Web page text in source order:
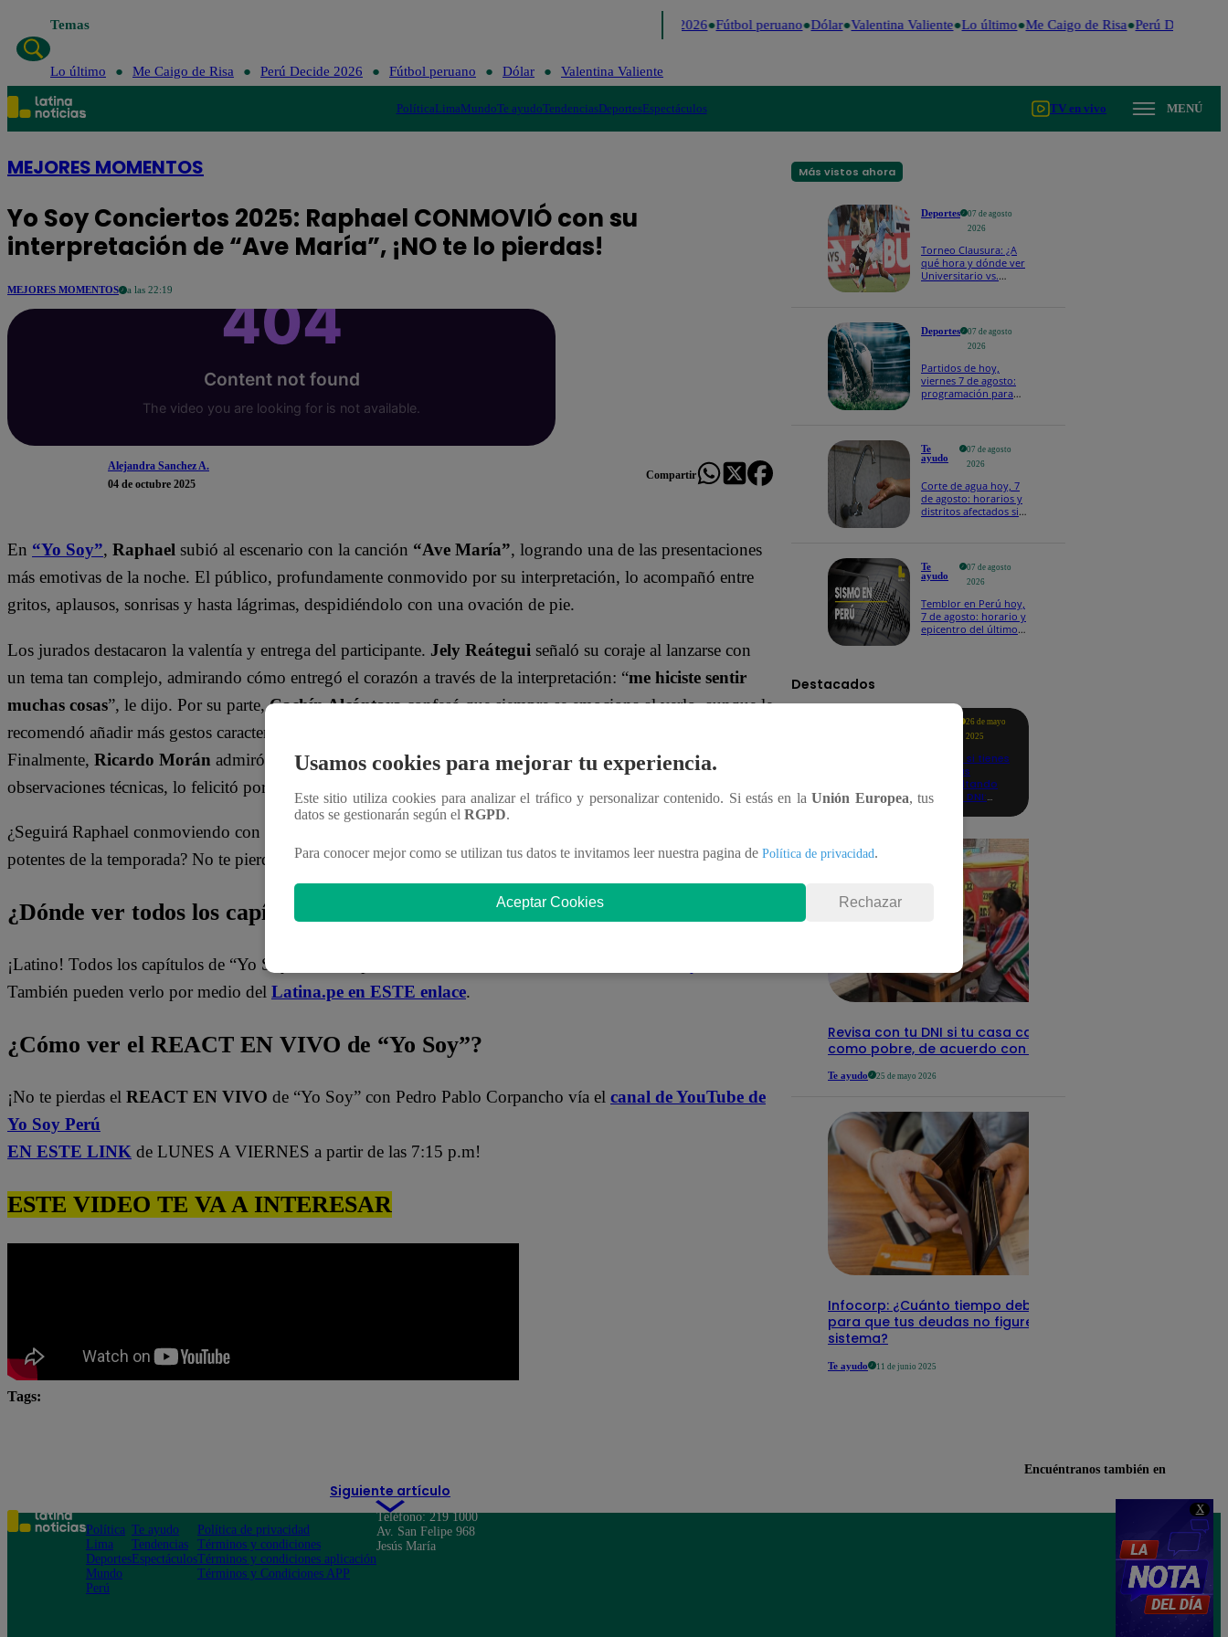
X
Temas Perú Decide 2026 Fútbol peruano Dólar Valentina Valiente Lo último Me Caigo de Risa Perú Decide
Lo último Me Caigo de Risa Perú Decide 2026 Fútbol peruano Dólar Valentina Valiente
PolíticaLimaMundoTe ayudoTendenciasDeportesEspectáculos TV en vivo MENÚ
MEJORES MOMENTOS
Yo Soy Conciertos 2025: Raphael CONMOVIÓ con su
interpretación de “Ave María”, ¡NO te lo pierdas!
MEJORES MOMENTOS a las 22:19
Alejandra Sanchez A.
04 de octubre 2025
Compartir
En “Yo Soy”, Raphael subió al escenario con la canción “Ave María”, logrando una de las presentaciones
más emotivas de la noche. El público, profundamente conmovido por su interpretación, lo acompañó entre
gritos, aplausos, sonrisas y hasta lágrimas, despidiéndolo con una ovación de pie.
Los jurados destacaron la valentía y entrega del participante. Jely Reátegui señaló su coraje al lanzarse con
un tema tan complejo, admirando cómo entregó el corazón a través de la interpretación: “me hiciste sentir
muchas cosas”, le dijo. Por su parte,Cachín Alcántaraconfesó que siempre se emociona al verlo, aunque le
recomendó añadir más gestos característicos del cantante original: “
Finalmente, Ricardo Morán admiró el manejo que tuvo sobre sus emociones y sentimientos, y tras pequeñas
observaciones técnicas, lo felicitó por su gran trabajo en el escenario.
¿Seguirá Raphael conmoviendo con cada presentación? ¿Podrá mantenerse como uno de los imitadores más
potentes de la temporada? No te pierdas lo que viene en“Yo Soy”.
¿Dónde ver todos los capítulos de “Yo Soy”?
¡Latino! Todos los capítulos de “Yo Soy” están disponibles en nuestro canal de Youtube de
También pueden verlo por medio del Latina.pe en ESTE enlace.
¿Cómo ver el REACT EN VIVO de “Yo Soy”?
¡No te pierdas el REACT EN VIVO de “Yo Soy” con Pedro Pablo Corpancho vía el canal de YouTube de
Yo Soy Perú
EN ESTE LINK de LUNES A VIERNES a partir de las 7:15 p.m!
ESTE VIDEO TE VA A INTERESAR
Tags:
Siguiente artículo
Más vistos ahora
Deportes
07 de agosto
2026
Torneo Clausura: ¿A
qué hora y dónde ver
Universitario vs.
Deportes
07 de agosto
2026
Partidos de hoy,
viernes 7 de agosto:
programación para
Te
ayudo
07 de agosto
2026
Corte de agua hoy, 7
de agosto: horarios y
distritos afectados sin
Te
ayudo
07 de agosto
2026
Temblor en Perú hoy,
7 de agosto: horario y
epicentro del último
Destacados
26 de mayo
2025
Revisa si tienes
deudas
consultando
con tu DNI:
detalles
Revisa con tu DNI si tu casa califica
como pobre, de acuerdo con el Sisfoh
Te ayudo 25 de mayo 2026
Infocorp: ¿Cuánto tiempo debe pasar
para que tus deudas no figuren en su
sistema?
Te ayudo 11 de junio 2025
Usamos cookies para mejorar tu experiencia.
Este sitio utiliza cookies para analizar el tráfico y personalizar contenido. Si estás en laUnión Europea, tus
datos se gestionarán según el RGPD.
Para conocer mejor como se utilizan tus datos te invitamos leer nuestra pagina de Política de privacidad.
Aceptar Cookies Rechazar
Encuéntranos también en
Política
Lima
Deportes
Mundo
Perú
Te ayudo
Tendencias
Espectáculos
Política de privacidad
Términos y condiciones
Términos y condiciones aplicación
Términos y Condiciones APP
Teléfono: 219 1000
Av. San Felipe 968
Jesús María